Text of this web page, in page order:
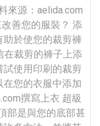
來源：aelida.com
善您的服裝？ 添
助於使您的裁剪褲
在裁剪的褲子上添
使用印刷的裁剪
您的衣服中添加
撰寫上衣 超級
部是與您的底部甚